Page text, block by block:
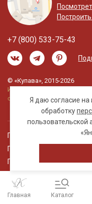
Я даю согласие
обработку
пользовательской
+7 (800) 533-75-43
© «Купава», 2015-2026
Информация на сайте не
офертой.
Правовая информация
Политика обработки
Пользовательское
Главная Каталог